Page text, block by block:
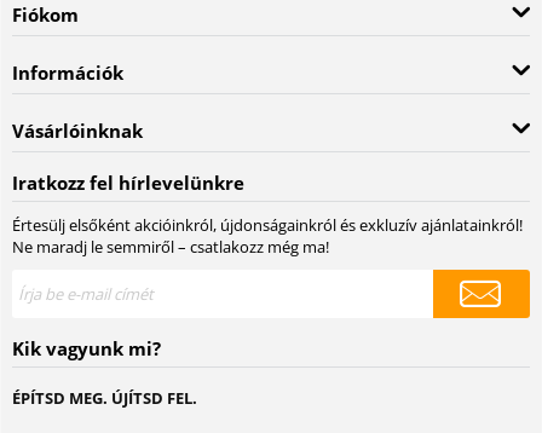
Fiókom
Információk
Vásárlóinknak
Iratkozz fel hírlevelünkre
Értesülj elsőként akcióinkról, újdonságainkról és exkluzív ajánlatainkról!
Ne maradj le semmiről – csatlakozz még ma!
Kik vagyunk mi?
ÉPÍTSD MEG. ÚJÍTSD FEL.